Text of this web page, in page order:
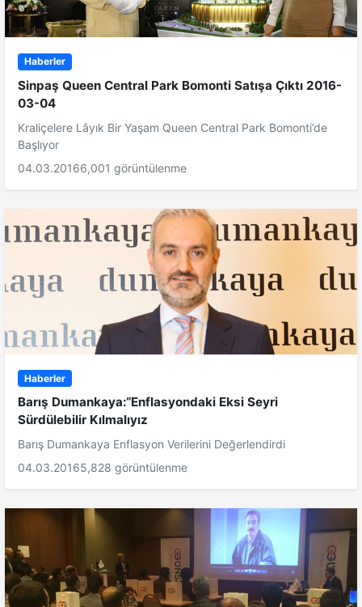
Haberler
Sinpaş Queen Central Park Bomonti Satışa Çıktı 2016-
03-04
Kraliçelere Lâyık Bir Yaşam Queen Central Park Bomonti’de
Başlıyor
04.03.20166,001 görüntülenme
Haberler
Barış Dumankaya:“Enflasyondaki Eksi Seyri
Sürdülebilir Kılmalıyız
Barış Dumankaya Enflasyon Verilerini Değerlendirdi
04.03.20165,828 görüntülenme